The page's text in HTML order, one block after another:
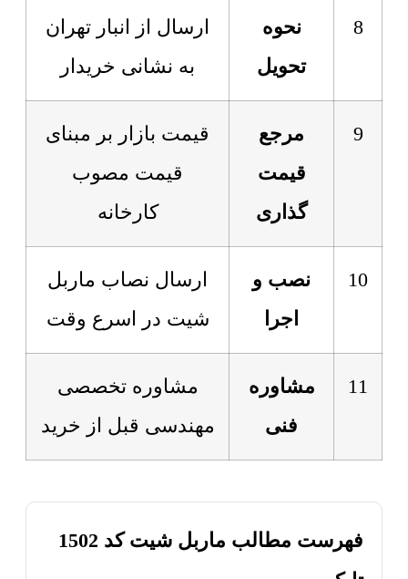
8
نحوه
تحویل
ارسال از انبار تهران
به نشانی خریدار
9
مرجع
قیمت
گذاری
قیمت بازار بر مبنای
قیمت مصوب
کارخانه
10
نصب و
اجرا
ارسال نصاب ماربل
شیت در اسرع وقت
11
مشاوره
فنی
مشاوره تخصصی
مهندسی قبل از خرید
فهرست مطالب ماربل شیت کد 1502